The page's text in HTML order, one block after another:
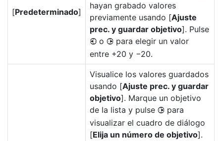
[Predeterminado]
hayan grabado valores
previamente usando [Ajuste
prec. y guardar objetivo]. Pulse
4 o 2 para elegir un valor
entre +20 y −20.
Visualice los valores guardados
usando [Ajuste prec. y guardar
objetivo]. Marque un objetivo
de la lista y pulse 2 para
visualizar el cuadro de diálogo
[Elija un número de objetivo].